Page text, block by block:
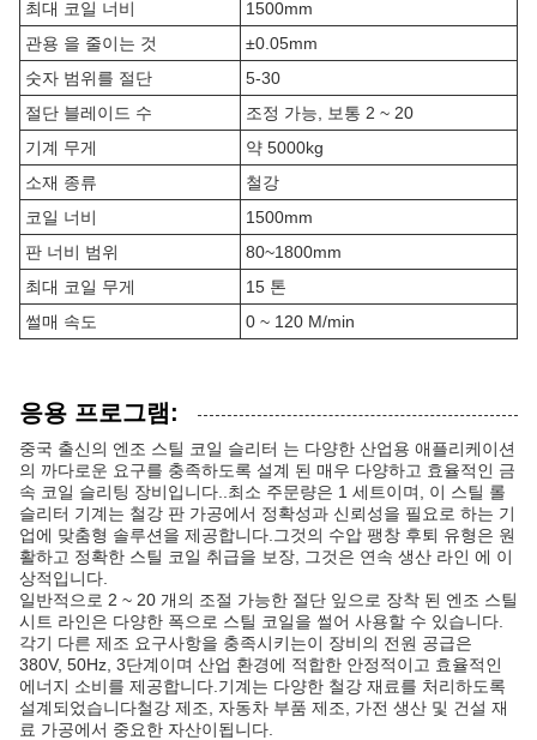
최대 코일 너비
1500mm
관용 을 줄이는 것
±0.05mm
숫자 범위를 절단
5-30
절단 블레이드 수
조정 가능, 보통 2 ~ 20
기계 무게
약 5000kg
소재 종류
철강
코일 너비
1500mm
판 너비 범위
80~1800mm
최대 코일 무게
15 톤
썰매 속도
0 ~ 120 M/min
응용 프로그램:
중국 출신의 엔조 스틸 코일 슬리터 는 다양한 산업용 애플리케이션
의 까다로운 요구를 충족하도록 설계 된 매우 다양하고 효율적인 금
속 코일 슬리팅 장비입니다..최소 주문량은 1 세트이며, 이 스틸 롤
슬리터 기계는 철강 판 가공에서 정확성과 신뢰성을 필요로 하는 기
업에 맞춤형 솔루션을 제공합니다.그것의 수압 팽창 후퇴 유형은 원
활하고 정확한 스틸 코일 취급을 보장, 그것은 연속 생산 라인 에 이
상적입니다.
일반적으로 2 ~ 20 개의 조절 가능한 절단 잎으로 장착 된 엔조 스틸
시트 라인은 다양한 폭으로 스틸 코일을 썰어 사용할 수 있습니다.
각기 다른 제조 요구사항을 충족시키는이 장비의 전원 공급은
380V, 50Hz, 3단계이며 산업 환경에 적합한 안정적이고 효율적인
에너지 소비를 제공합니다.기계는 다양한 철강 재료를 처리하도록
설계되었습니다철강 제조, 자동차 부품 제조, 가전 생산 및 건설 재
료 가공에서 중요한 자산이됩니다.